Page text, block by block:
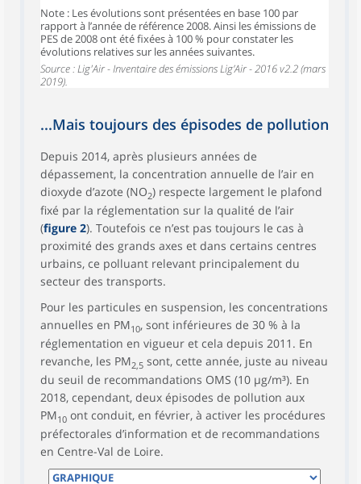
Note : Les évolutions sont présentées en base 100 par
rapport à l’année de référence 2008. Ainsi les émissions de
PES de 2008 ont été fixées à 100 % pour constater les
évolutions relatives sur les années suivantes.
Source : Lig'Air - Inventaire des émissions Lig’Air - 2016 v2.2 (mars
2019).
...Mais toujours des épisodes de pollution
Depuis 2014, après plusieurs années de
dépassement, la concentration annuelle de l’air en
dioxyde d’azote (NO2) respecte largement le plafond
fixé par la réglementation sur la qualité de l’air
(figure 2). Toutefois ce n’est pas toujours le cas à
proximité des grands axes et dans certains centres
urbains, ce polluant relevant principalement du
secteur des transports.
Pour les particules en suspension, les concentrations
annuelles en PM10, sont inférieures de 30 % à la
réglementation en vigueur et cela depuis 2011. En
revanche, les PM2,5 sont, cette année, juste au niveau
du seuil de recommandations OMS (10 µg/m³). En
2018, cependant, deux épisodes de pollution aux
PM10 ont conduit, en février, à activer les procédures
préfectorales d’information et de recommandations
en Centre-Val de Loire.